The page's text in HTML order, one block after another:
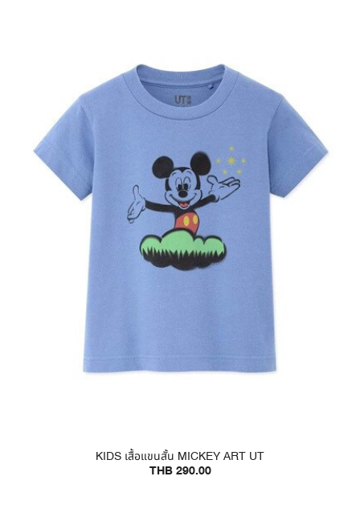
KIDS เสื้อแขนสั้น MICKEY ART UT
THB 290.00